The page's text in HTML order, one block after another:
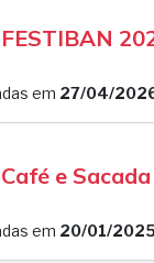
em 27/04/
e
em 20/01/